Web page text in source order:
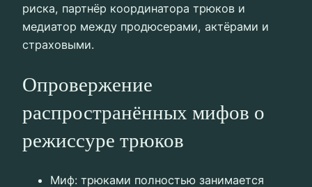
риска, партнёр координатора трюков и
медиатор между продюсерами, актёрами и
страховыми.
Опровержение
распространённых мифов о
режиссуре трюков
Миф: трюками полностью занимается